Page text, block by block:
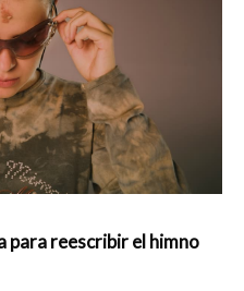
para reescribir el himno